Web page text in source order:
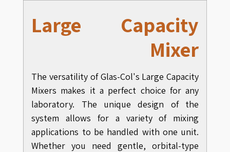
Large Capacity
Mixer
The versatility of Glas-Col's Large Capacity
Mixers makes it a perfect choice for any
laboratory. The unique design of the
system allows for a variety of mixing
applications to be handled with one unit.
Whether you need gentle, orbital-type